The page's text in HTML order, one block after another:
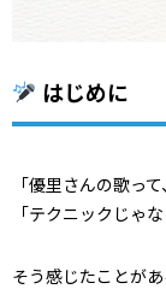
はじめに
「優里さんの歌っ
「テクニックじゃ
そう感じたことが